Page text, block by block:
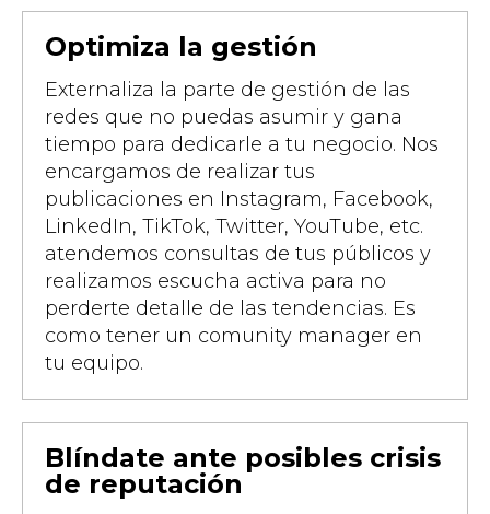
Optimiza la gestión
Externaliza la parte de gestión de las
redes que no puedas asumir y gana
tiempo para dedicarle a tu negocio. Nos
encargamos de realizar tus
publicaciones en Instagram, Facebook,
LinkedIn, TikTok, Twitter, YouTube, etc.
atendemos consultas de tus públicos y
realizamos escucha activa para no
perderte detalle de las tendencias. Es
como tener un comunity manager en
tu equipo.
Blíndate ante posibles crisis
de reputación